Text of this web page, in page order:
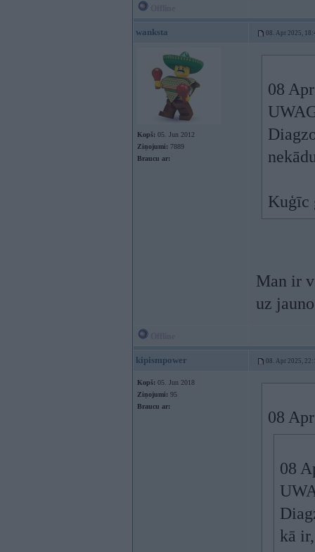
wanksta 08. Apr 2025,
Kopš: 05. Jun 2012
Ziņojumi: 7889
Braucu ar:
08
Kuģīc
Man ir
uz
kipismpower 08. Apr 2025,
Kopš: 05. Jun 2018
Ziņojumi: 95
Braucu ar:
08
08
kā